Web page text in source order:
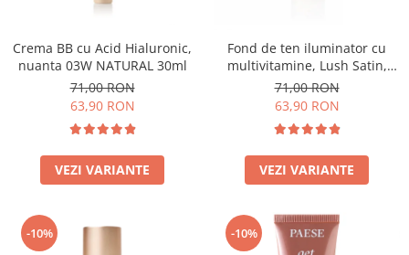
Crema BB cu Acid Hialuronic,
nuanta 03W NATURAL 30ml
71,00 RON
63,90 RON
VEZI VARIANTE
Fond de ten iluminator cu
multivitamine, Lush Satin,
nuanta 31 Warm Beige - 30ml
71,00 RON
63,90 RON
VEZI VARIANTE
-10% -10%